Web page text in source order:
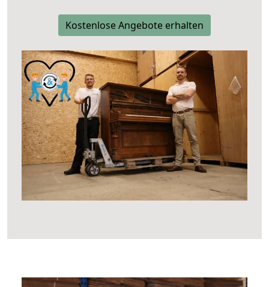
Kostenlose Angebote erhalten